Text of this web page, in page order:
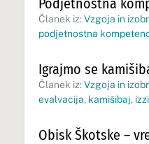
Podjetnostna
Članek iz: Vzgoja in
podjetnostna
Igrajmo se
Članek iz: Vzgoja in
evalvacija, kamišibaj,
Obisk Škotske –